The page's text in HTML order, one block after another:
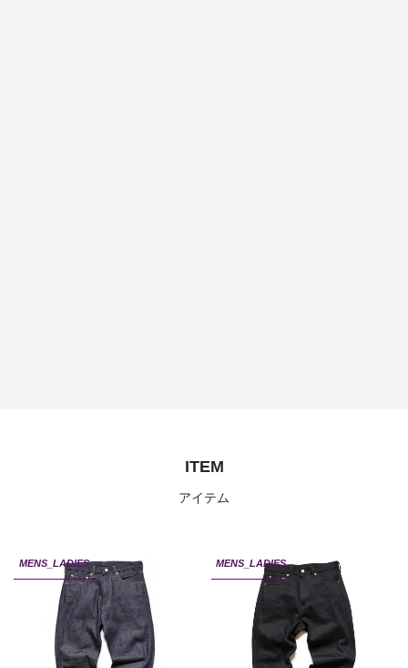
ITEM
アイテム
MENS_LADIES MENS_LADIES